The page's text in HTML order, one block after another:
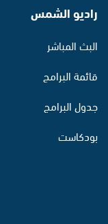
راديو الشمس
البث المباشر
قائمة البرامج
جدول البرامج
بودكاست